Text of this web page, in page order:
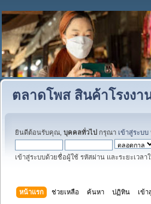
ตลาดโพส สินค้าโรงงา
ยินดีต้อนรับคุณ, บุคคลทั่วไป กรุณา เข้าสู่ระบบ
เข้าสู่ระบบด้วยชื่อผู้ใช้ รหัสผ่าน และระยะเวลา
หน้าแรก ช่วยเหลือ ค้นหา ปฏิทิน เข้า